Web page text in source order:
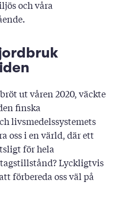
och våra
ut våren 2020, väckte
finska
livsmedelssystemets
oss i en värld, där ett
för hela
Lyckligtvis
förbereda oss väl på